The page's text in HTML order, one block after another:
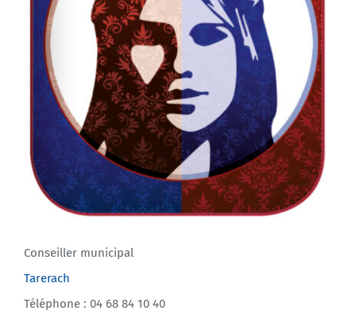
Conseiller municipal
Tarerach
Téléphone : 04 68 84 10 40